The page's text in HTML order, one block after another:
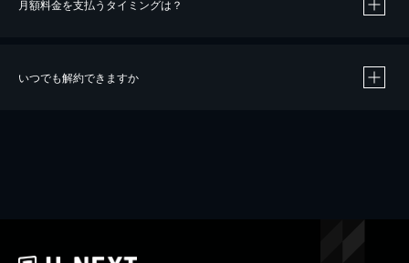
※40％ポイント還元の対象は、クレジットカード決済による作品の購入 / レンタルです。
iOSアプリのUコイン決済による作品の購入 / レンタルは、20％のポイント還元です。
月額料金を支払うタイミングは？
いつでも解約できますか